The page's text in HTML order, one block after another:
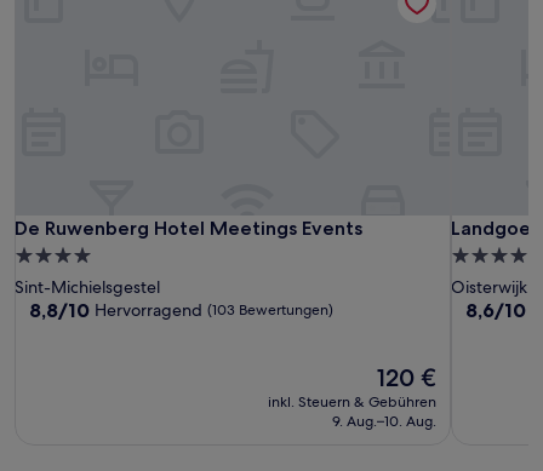
De Ruwenberg Hotel Meetings Events
De Ruwenberg Hotel Meetings Events
4.0-
Sterne-
Unterkunft
Sint-Michielsgestel
8.8
8,8/10 Hervorragend (103 Bewertungen)
Der
Preis
beträgt
120 €
inkl. Steuern & Gebühren
9. Aug.–10. Aug.
4.5-
Sterne-
Oisterwijk
8.6
8,6/10